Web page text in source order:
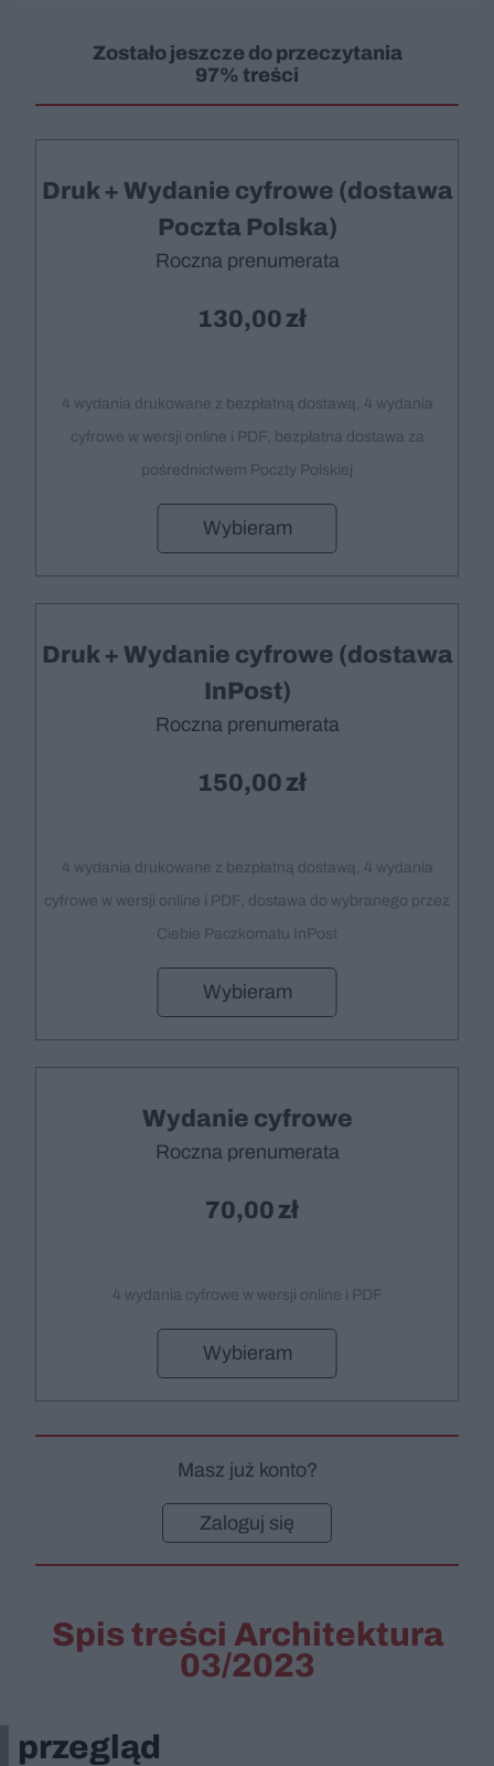
Zostało jeszcze do przeczytania
97% treści
Druk + Wydanie cyfrowe (dostawa
Poczta Polska)
Roczna prenumerata
130,00
4 wydania drukowane z bezpłatną dostawą, 4 wydania
cyfrowe w wersji online i PDF, bezpłatna dostawa za
pośrednictwem Poczty Polskiej
Wybieram
Druk + Wydanie cyfrowe (dostawa
InPost)
Roczna prenumerata
150,00
4 wydania drukowane z bezpłatną dostawą, 4 wydania
cyfrowe w wersji online i PDF, dostawa do wybranego przez
Ciebie Paczkomatu InPost
Wybieram
Wydanie cyfrowe
Roczna prenumerata
70,00
4 wydania cyfrowe w wersji online i PDF
Wybieram
Masz już konto?
Zaloguj się
Spis treści Architektura
03/2023
przegląd